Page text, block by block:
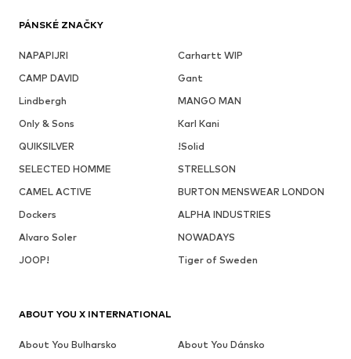
PÁNSKÉ ZNAČKY
NAPAPIJRI
Carhartt WIP
CAMP DAVID
Gant
Lindbergh
MANGO MAN
Only & Sons
Karl Kani
QUIKSILVER
!Solid
SELECTED HOMME
STRELLSON
CAMEL ACTIVE
BURTON MENSWEAR LONDON
Dockers
ALPHA INDUSTRIES
Alvaro Soler
NOWADAYS
JOOP!
Tiger of Sweden
ABOUT YOU X INTERNATIONAL
About You Bulharsko
About You Dánsko